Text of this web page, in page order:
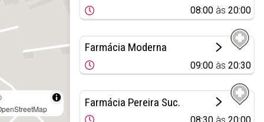
08:00 às20:00
Farmácia Moderna
09:00 às20:30
Farmácia Pereira Suc.